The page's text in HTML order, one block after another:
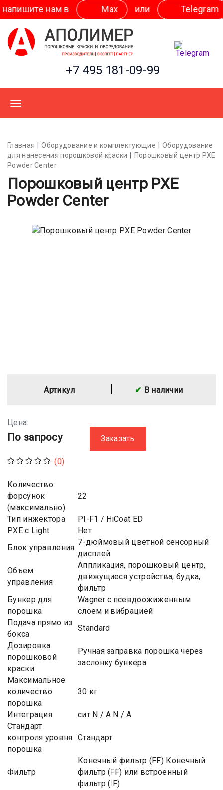
нам в Мах или Telegram
+7 495 181-09-99
Главная Оборудование и комплектующие
Оборудование
для нанесения порошковой краски
Порошковый центр PXE
Powder Center
Порошковый центр PXE
Powder Center
Артикул В наличии
Цена:
По запросу Заказать
(0)
Количество
форсунок
(максимально)
22
Тип инжектора
PI-F1 / HiCoat ED
PXE с Light
Нет
Блок управления
7-дюймовый цветной сенсорный
дисплей
Объем
управления
Аппликация, порошковый центр,
движущиеся устройства, будка,
фильтр
Бункер для
порошка
Wagner с псевдоожиженным
слоем и вибрацией
Подача прямо из
бокса
Standard
Дозировка
порошковой
краски
Ручная заправка порошка через
заслонку бункера
Максимальное
количество
порошка
30 кг
Интеграция
сит N / A N / A
Стандарт
контроля уровня
порошка
Стандарт
Фильтр
Конечный фильтр (FF) Конечный
фильтр (FF) или встроенный
фильтр (IF)